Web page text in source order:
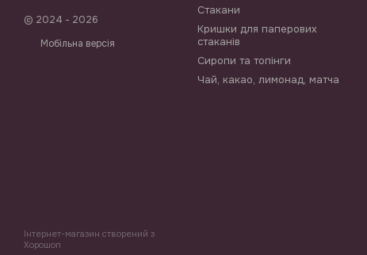
© 2024 - 2026
Мобільна версія
Інтернет-магазин створений з
Хорошоп
Стакани
Кришки для паперових
стаканів
Сиропи та топінги
Чай, какао, лимонад, матча